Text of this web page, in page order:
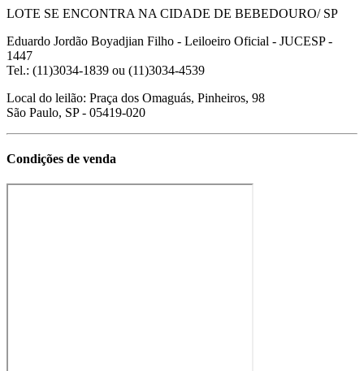
LOTE SE ENCONTRA NA CIDADE DE BEBEDOURO/ SP
Eduardo Jordão Boyadjian Filho - Leiloeiro Oficial - JUCESP -
1447
Tel.: (11)3034-1839 ou (11)3034-4539
Local do leilão: Praça dos Omaguás, Pinheiros, 98
São Paulo, SP - 05419-020
Condições de venda